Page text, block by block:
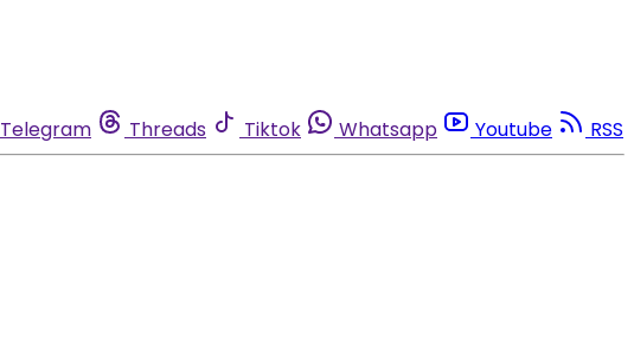
Telegram Threads Tiktok Whatsapp Youtube RSS